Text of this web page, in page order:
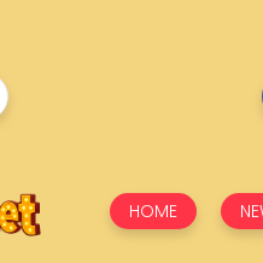
HOME